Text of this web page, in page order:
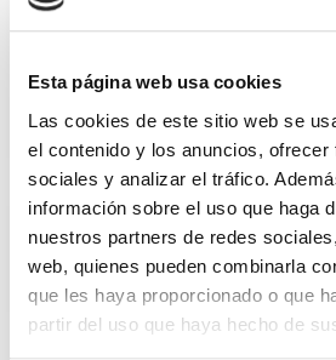
Esta página web usa cookies
Las cookies de este sitio web se
el contenido y los anuncios, ofrecer
sociales y analizar el tráfico.
información sobre el uso que haga
nuestros partners de redes
web, quienes pueden combinarla
que les haya proporcionado o que
partir del uso que haya hecho de
Planificación de
las necesidades
(MRP)
Previsión de la